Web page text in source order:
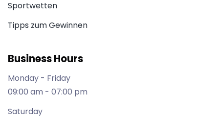
Sportwetten
Tipps zum Gewinnen
Business Hours
Monday - Friday
09:00 am - 07:00 pm
Saturday